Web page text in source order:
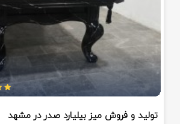
تولید و فروش میز بیلیارد صدر در مشهد